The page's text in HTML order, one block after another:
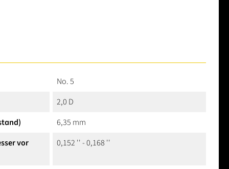
No. 5
2,0 D
6,35 mm
vor
0,152 '' - 0,168 ''